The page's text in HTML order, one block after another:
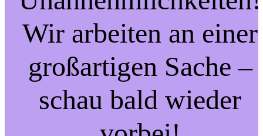
Wir arbeiten an einer
großartigen Sache –
schau bald wieder